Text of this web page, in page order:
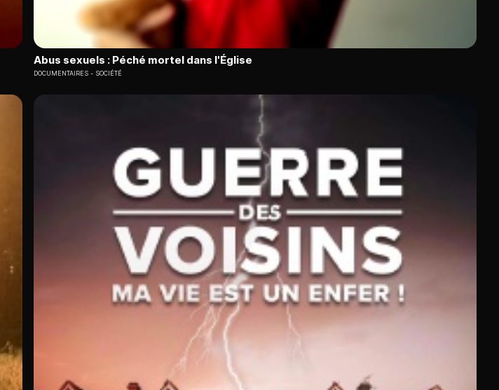
Abus sexuels : Péché mortel dans l'Église
DOCUMENTAIRES SOCIÉTÉ